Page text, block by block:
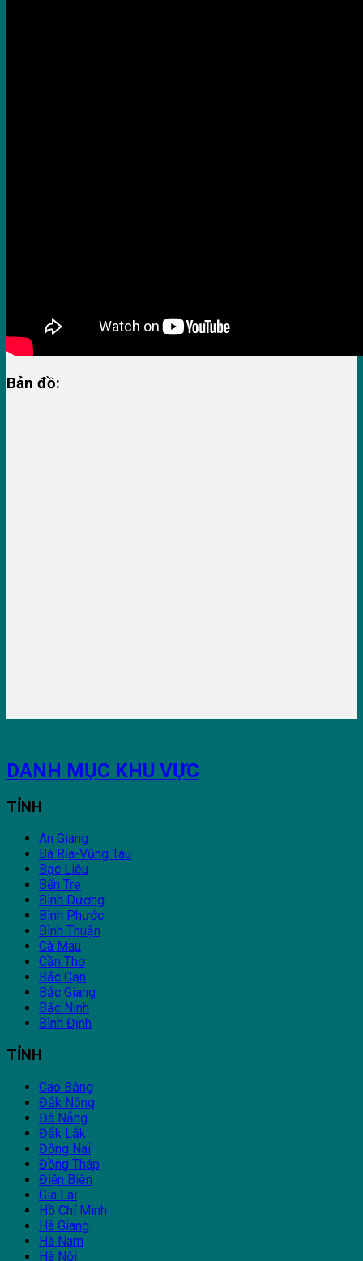
Bản đồ:
DANH MỤC KHU VỰC
TỈNH
An Giang
Bà Rịa-Vũng Tàu
Bạc Liêu
Bến Tre
Bình Dương
Bình Phước
Bình Thuận
Cà Mau
Cần Thơ
Bắc Cạn
Bắc Giang
Bắc Ninh
Bình Định
TỈNH
Cao Bằng
Đắk Nông
Đà Nẵng
Đắk Lắk
Đồng Nai
Đồng Tháp
Điện Biên
Gia Lai
Hồ Chí Minh
Hà Giang
Hà Nam
Hà Nội